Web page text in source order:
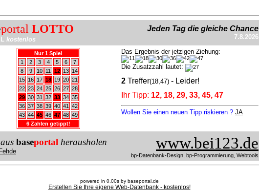
portal LOTTO
kostenlos
Jeden Tag die gleiche Chance
7.8.2026
Nur 1 Spiel
1
2 3 4 5 6
7
8
9 10 11 12 13
14
15
16 17 18 19 20 21
22 23 24 25 26 27 28
29 30 31 32 33 34 35
36 37 38 39 40 41
42
43 44 45 46 47 48 49
6 Zahlen getippt!
Das Ergebnis der jetzigen Ziehung:
Die Zusatzzahl lautet:
2 Treffer(18,47) - Leider!
Ihr Tipp: 12, 18, 29, 33, 45, 47
Wollen Sie einen neuen Tipp riskieren ? JA
baseportal herausholen www.bei123.de
bp-Datenbank-Design, bp-Programmierung, Webtools
powered in 0.00s by baseportal.de
Erstellen Sie Ihre eigene Web-Datenbank - kostenlos!